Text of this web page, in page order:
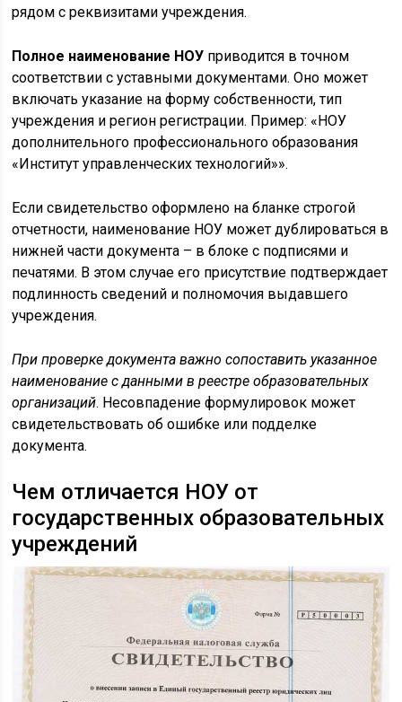
рядом с реквизитами учреждения.
Полное наименование НОУ приводится в точном
соответствии с уставными документами. Оно может
включать указание на форму собственности, тип
учреждения и регион регистрации. Пример: «НОУ
дополнительного профессионального образования
«Институт управленческих технологий»».
Если свидетельство оформлено на бланке строгой
отчетности, наименование НОУ может дублироваться в
нижней части документа – в блоке с подписями и
печатями. В этом случае его присутствие подтверждает
подлинность сведений и полномочия выдавшего
учреждения.
При проверке документа важно сопоставить указанное
наименование с данными в реестре образовательных
организаций. Несовпадение формулировок может
свидетельствовать об ошибке или подделке
документа.
Чем отличается НОУ от
государственных образовательных
учреждений